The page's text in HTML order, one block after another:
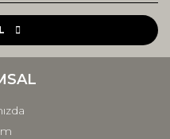
görüntülenemiyor.
bulunuyor.